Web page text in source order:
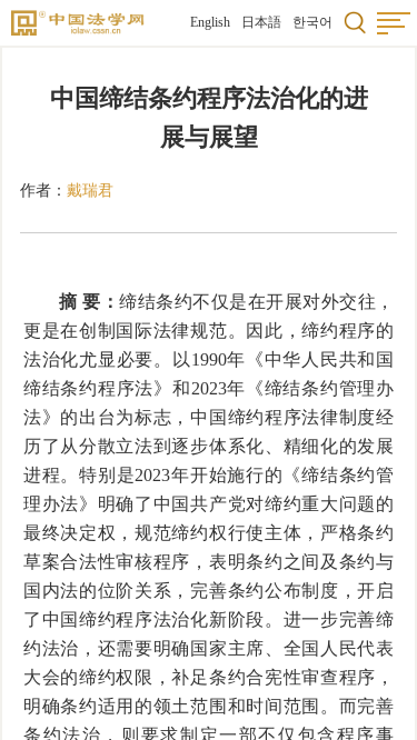
English 日本語 한국어
中国缔结条约程序法治化的进
展与展望
作者： 戴瑞君
摘 要： 缔结条约不仅是在开展对外交往，
更是在创制国际法律规范。因此，缔约程序的
法治化尤显必要。以 1990年《中华人民共和国
缔结条约程序法》和2023年《缔结条约管理办
法》的出台为标志，中国缔约程序法律制度经
历了从分散立法到逐步体系化、精细化的发展
进程。特别是2023年开始施行的《缔结条约管
理办法》明确了中国共产党对缔约重大问题的
最终决定权，规范缔约权行使主体，严格条约
草案合法性审核程序，表明条约之间及条约与
国内法的位阶关系，完善条约公布制度，开启
了中国缔约程序法治化新阶段。进一步完善缔
约法治，还需要明确国家主席、全国人民代表
大会的缔约权限，补足条约合宪性审查程序，
明确条约适用的领土范围和时间范围。而完善
条约法治，则要求制定一部不仅包含程序事